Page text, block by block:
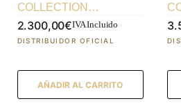
COLLECTION
automático 30.00 mm
L24494736
2.300,00€IVA Incluido
AÑADIR AL CARRITO